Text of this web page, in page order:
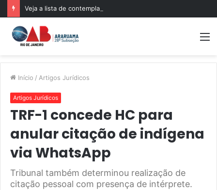
Início / Artigos Jurídicos
Artigos Jurídicos
TRF-1 concede HC para
anular citação de indígena
via WhatsApp
Tribunal também determinou realização de
citação pessoal com presença de intérprete.